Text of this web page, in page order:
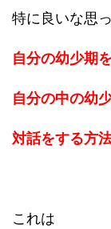
特に良いな思
自分の幼少期
自分の中の幼
対話をする方
これは